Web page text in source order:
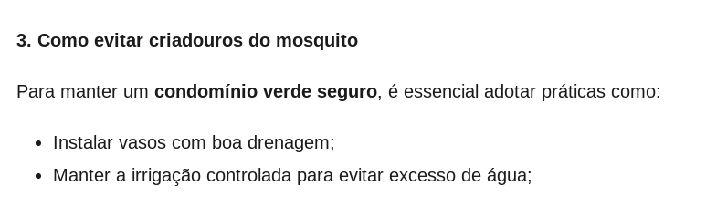
3. Como evitar criadouros do mosquito
Para manter um condomínio verde seguro, é essencial adotar práticas como:
Instalar vasos com boa drenagem;
Manter a irrigação controlada para evitar excesso de água;